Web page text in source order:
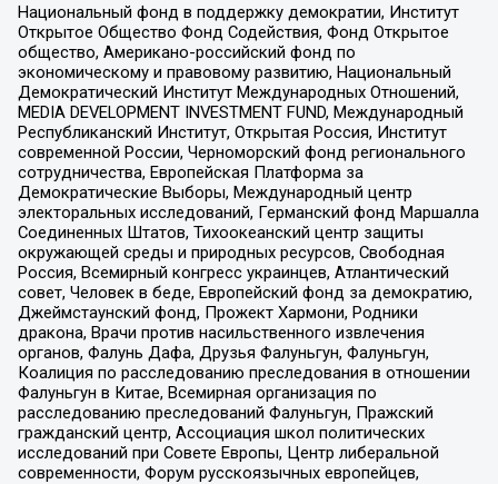
Национальный фонд в поддержку демократии, Институт
Открытое Общество Фонд Содействия, Фонд Открытое
общество, Американо-российский фонд по
экономическому и правовому развитию, Национальный
Демократический Институт Международных Отношений,
MEDIA DEVELOPMENT INVESTMENT FUND, Международный
Республиканский Институт, Открытая Россия, Институт
современной России, Черноморский фонд регионального
сотрудничества, Европейская Платформа за
Демократические Выборы, Международный центр
электоральных исследований, Германский фонд Маршалла
Соединенных Штатов, Тихоокеанский центр защиты
окружающей среды и природных ресурсов, Свободная
Россия, Всемирный конгресс украинцев, Атлантический
совет, Человек в беде, Европейский фонд за демократию,
Джеймстаунский фонд, Прожект Хармони, Родники
дракона, Врачи против насильственного извлечения
органов, Фалунь Дафа, Друзья Фалуньгун, Фалуньгун,
Коалиция по расследованию преследования в отношении
Фалуньгун в Китае, Всемирная организация по
расследованию преследований Фалуньгун, Пражский
гражданский центр, Ассоциация школ политических
исследований при Совете Европы, Центр либеральной
современности, Форум русскоязычных европейцев,